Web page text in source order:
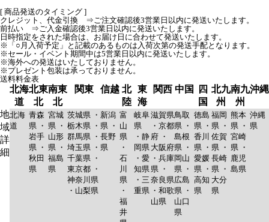
[ 商品発送のタイミング ]
クレジット、代金引換 ⇒ご注文確認後3営業日以内に発送いたします。
前払い ⇒ご入金確認後3営業日以内に発送いたします。
日時指定をされた場合は、お届け日に合わせて発送いたします。
※「○月入荷予定」と記載のあるものは入荷次第の発送手配となります。
※セール・イベント期間中は5営業日以内に発送いたします。
※海外への発送はいたしておりません。
※プレゼント包装は承っておりません。
送料料金表
北海
道
北東
北
南東
北
関東 信越 北
陸
東
海
関西 中国
四
国
北九
州
南九
州
沖縄
地
域
詳
細
北海
道
青森
県 ・
岩手
県 ・
秋田
県
宮城
県 ・
山形
県 ・
福島
県
茨城県 ・
栃木県 ・
群馬県 ・
埼玉県 ・
千葉県 ・
東京都 ・
神奈川県
・山梨県
新潟
県 ・
長野
県
富
山
県
・
石
川
県
・
福
井
岐阜
県
・静
岡県
・愛
知県
・三
重県
滋賀県
・京都
府 ・
大阪府
・兵庫
県 ・
奈良県
・和歌
山県
鳥取
県 ・
島根
県 ・
岡山
県 ・
広島
県 ・
山口
県
徳島
県 ・
香川
県 ・
愛媛
県 ・
高知
県
福岡
県 ・
佐賀
県 ・
長崎
県 ・
大分
県
熊本
県 ・
宮崎
県 ・
鹿児
島県
沖縄
県